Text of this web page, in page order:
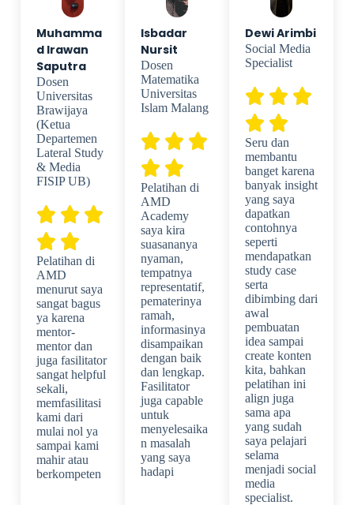
Muhamma
d Irawan
Saputra
Dosen
Universitas
Brawijaya
(Ketua
Departemen
Lateral Study
& Media
FISIP UB)
Pelatihan di
AMD
menurut saya
sangat bagus
ya karena
mentor-
mentor dan
juga fasilitator
sangat helpful
sekali,
memfasilitasi
kami dari
mulai nol ya
sampai kami
mahir atau
berkompeten
Isbadar
Nursit
Dosen
Matematika
Universitas
Islam Malang
Pelatihan di
AMD
Academy
saya kira
suasananya
nyaman,
tempatnya
representatif,
pematerinya
ramah,
informasinya
disampaikan
dengan baik
dan lengkap.
Fasilitator
juga capable
untuk
menyelesaika
n masalah
yang saya
hadapi
Dewi Arimbi
Social Media
Specialist
Seru dan
membantu
banget karena
banyak insight
yang saya
dapatkan
contohnya
seperti
mendapatkan
study case
serta
dibimbing dari
awal
pembuatan
idea sampai
create konten
kita, bahkan
pelatihan ini
align juga
sama apa
yang sudah
saya pelajari
selama
menjadi social
media
specialist.